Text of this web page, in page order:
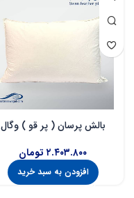
بالش پرسان ( پر قو ) وگال
۲.۴۰۳.۸۰۰ تومان
افزودن به سبد خرید